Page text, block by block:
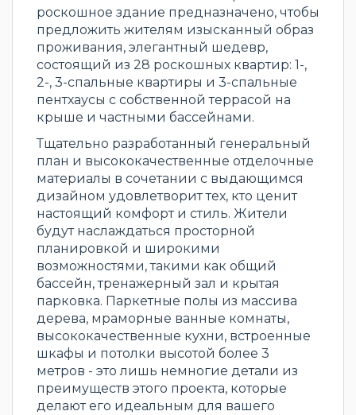
роскошное здание предназначено, чтобы
предложить жителям изысканный образ
проживания, элегантный шедевр,
состоящий из 28 роскошных квартир: 1-,
2-, 3-спальные квартиры и 3-спальные
пентхаусы с собственной террасой на
крыше и частными бассейнами.
Тщательно разработанный генеральный
план и высококачественные отделочные
материалы в сочетании с выдающимся
дизайном удовлетворит тех, кто ценит
настоящий комфорт и стиль. Жители
будут наслаждаться просторной
планировкой и широкими
возможностями, такими как общий
бассейн, тренажерный зал и крытая
парковка. Паркетные полы из массива
дерева, мраморные ванные комнаты,
высококачественные кухни, встроенные
шкафы и потолки высотой более 3
метров - это лишь немногие детали из
преимуществ этого проекта, которые
делают его идеальным для вашего